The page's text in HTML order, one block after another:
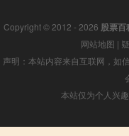
Copyright © 2012 - 2026 股票百
网站地图 |
声明：本站内容来自互联网，如
本站仅为个人兴